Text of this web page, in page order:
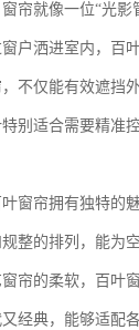
帘就像一位“光影
户洒进室内，百
不仅能有效遮挡
别适合需要精准
窗帘拥有独特的魅
整的排列，能为
帘的柔软，百叶
经典，能够适配